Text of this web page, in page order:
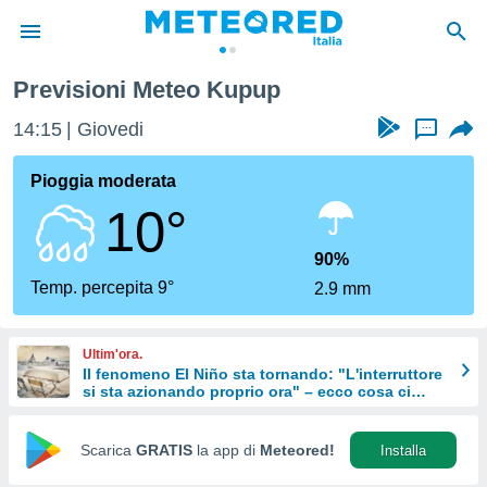
di
per
le
di
Web
Previsioni Meteo Kupup
14:15 Giovedi ...
Pioggia moderata
10°
Temp. percepita 9°
90%
2.9 mm
Ultim'ora.
Il fenomeno El Niño sta tornando: "L'interruttore
si sta azionando proprio ora" – ecco cosa ci
Scarica GRATIS la app di Meteored! Installa